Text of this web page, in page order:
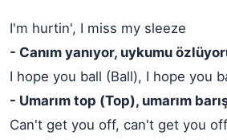
I'm hurtin', I miss my sleeze
- Canım yanıyor, uykumu
I hope you ball (Ball), I hope you
- Umarım top (Top), umarım
Can't get you off, can't get you